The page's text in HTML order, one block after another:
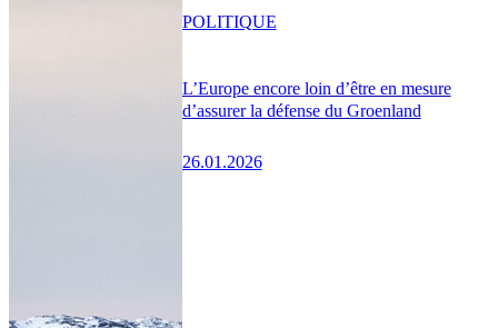
L’Europe encore loin d’être en mesure
d’assurer la défense du Groenland
26.01.2026
POLITIQUE